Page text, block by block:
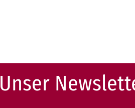
Unser